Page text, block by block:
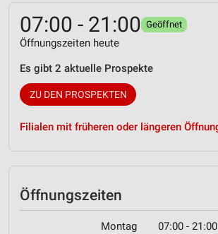
07:00 - 21:00 Geöffnet
Öffnungszeiten heute
Es gibt 2 aktuelle Prospekte
ZU DEN PROSPEKTEN
Filialen mit früheren oder längeren
Öffnungszeiten
Montag 07:00 - 21:00